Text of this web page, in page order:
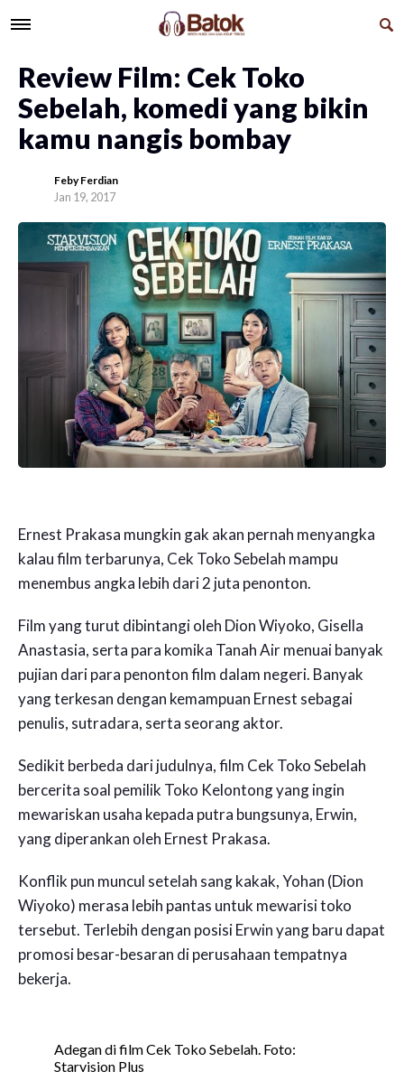
Review Film: Cek Toko
Sebelah, komedi yang bikin
kamu nangis bombay
Feby Ferdian
Jan 19, 2017
Ernest Prakasa mungkin gak akan pernah menyangka
kalau film terbarunya, Cek Toko Sebelah mampu
menembus angka lebih dari 2 juta penonton.
Film yang turut dibintangi oleh Dion Wiyoko, Gisella
Anastasia, serta para komika Tanah Air menuai banyak
pujian dari para penonton film dalam negeri. Banyak
yang terkesan dengan kemampuan Ernest sebagai
penulis, sutradara, serta seorang aktor.
Sedikit berbeda dari judulnya, film Cek Toko Sebelah
bercerita soal pemilik Toko Kelontong yang ingin
mewariskan usaha kepada putra bungsunya, Erwin,
yang diperankan oleh Ernest Prakasa.
Konflik pun muncul setelah sang kakak, Yohan (Dion
Wiyoko) merasa lebih pantas untuk mewarisi toko
tersebut. Terlebih dengan posisi Erwin yang baru dapat
promosi besar-besaran di perusahaan tempatnya
bekerja.
Adegan di film Cek Toko Sebelah. Foto:
Starvision Plus